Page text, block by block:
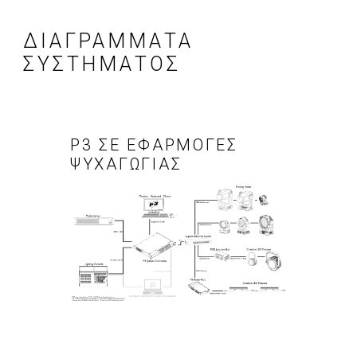
ΔΙΑΓΡΑΜΜΑΤΑ
ΣΥΣΤΗΜΑΤΟΣ
P3 ΣΕ ΕΦΑΡΜΟΓΕΣ
ΨΥΧΑΓΩΓΙΑΣ